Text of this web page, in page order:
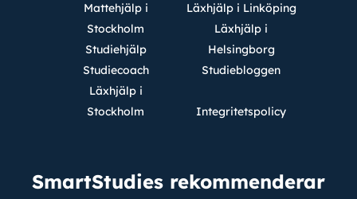
Mattehjälp i
Stockholm
Studiehjälp
Studiecoach
Läxhjälp i
Stockholm
Läxhjälp i Linköping
Läxhjälp i
Helsingborg
Studiebloggen
Integritetspolicy
SmartStudies rekommenderar